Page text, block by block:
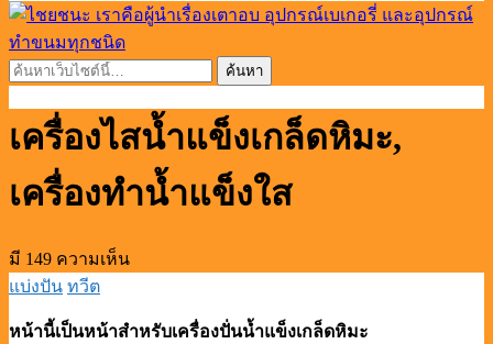
เครื่องไสน้ำแข็งเกล็ดหิมะ,
เครื่องทำน้ำแข็งใส
มี 149 ความเห็น
แบ่งปัน ทวีต
หน้านี้เป็นหน้าสำหรับเครื่องปั่นน้ำแข็งเกล็ดหิมะ